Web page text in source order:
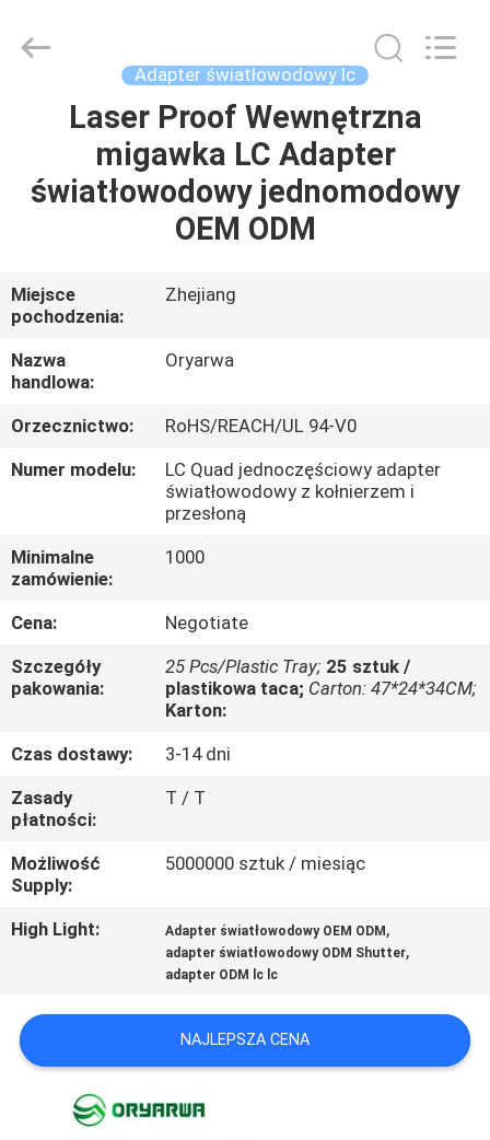
PRODUKTY
O
NAS
WYCIECZKA
PO
KONTROLA
JAKOŚCI
SKONTAKTUJ
Z
NAMI
POPROSIĆ
O
WYCENĘ
MAPA
WITRYNY
POLITYKA
Equipment
CO.,LTD.
Adapter światłowodowy lc
Laser Proof Wewnętrzna
migawka LC Adapter
światłowodowy jednomodowy
OEM ODM
Miejsce
pochodzenia:
Zhejiang
Nazwa
handlowa:
Oryarwa
Orzecznictwo:
RoHS/REACH/UL 94-V0
Numer modelu:
LC Quad jednoczęściowy adapter
światłowodowy z kołnierzem i
przesłoną
Minimalne
zamówienie:
1000
Cena:
Negotiate
Szczegóły
pakowania:
25 Pcs/Plastic Tray; 25 sztuk /
plastikowa taca; Carton: 47*24*34CM;
Karton:
Czas dostawy:
3-14 dni
Zasady
płatności:
T / T
Możliwość
Supply:
5000000 sztuk / miesiąc
High Light: Adapter światłowodowy OEM ODM ,
adapter światłowodowy ODM Shutter,
adapter ODM lc lc
NAJLEPSZA CENA